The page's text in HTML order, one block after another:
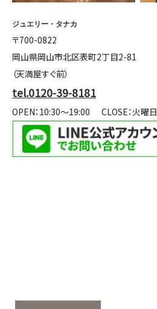
ジュエリー・タナカ
〒700-0822
岡山県岡山市北区表町2丁目2-81
（天満屋すぐ前）
tel.0120-39-8181
OPEN：10:30～19:00 CLOSE：火曜日